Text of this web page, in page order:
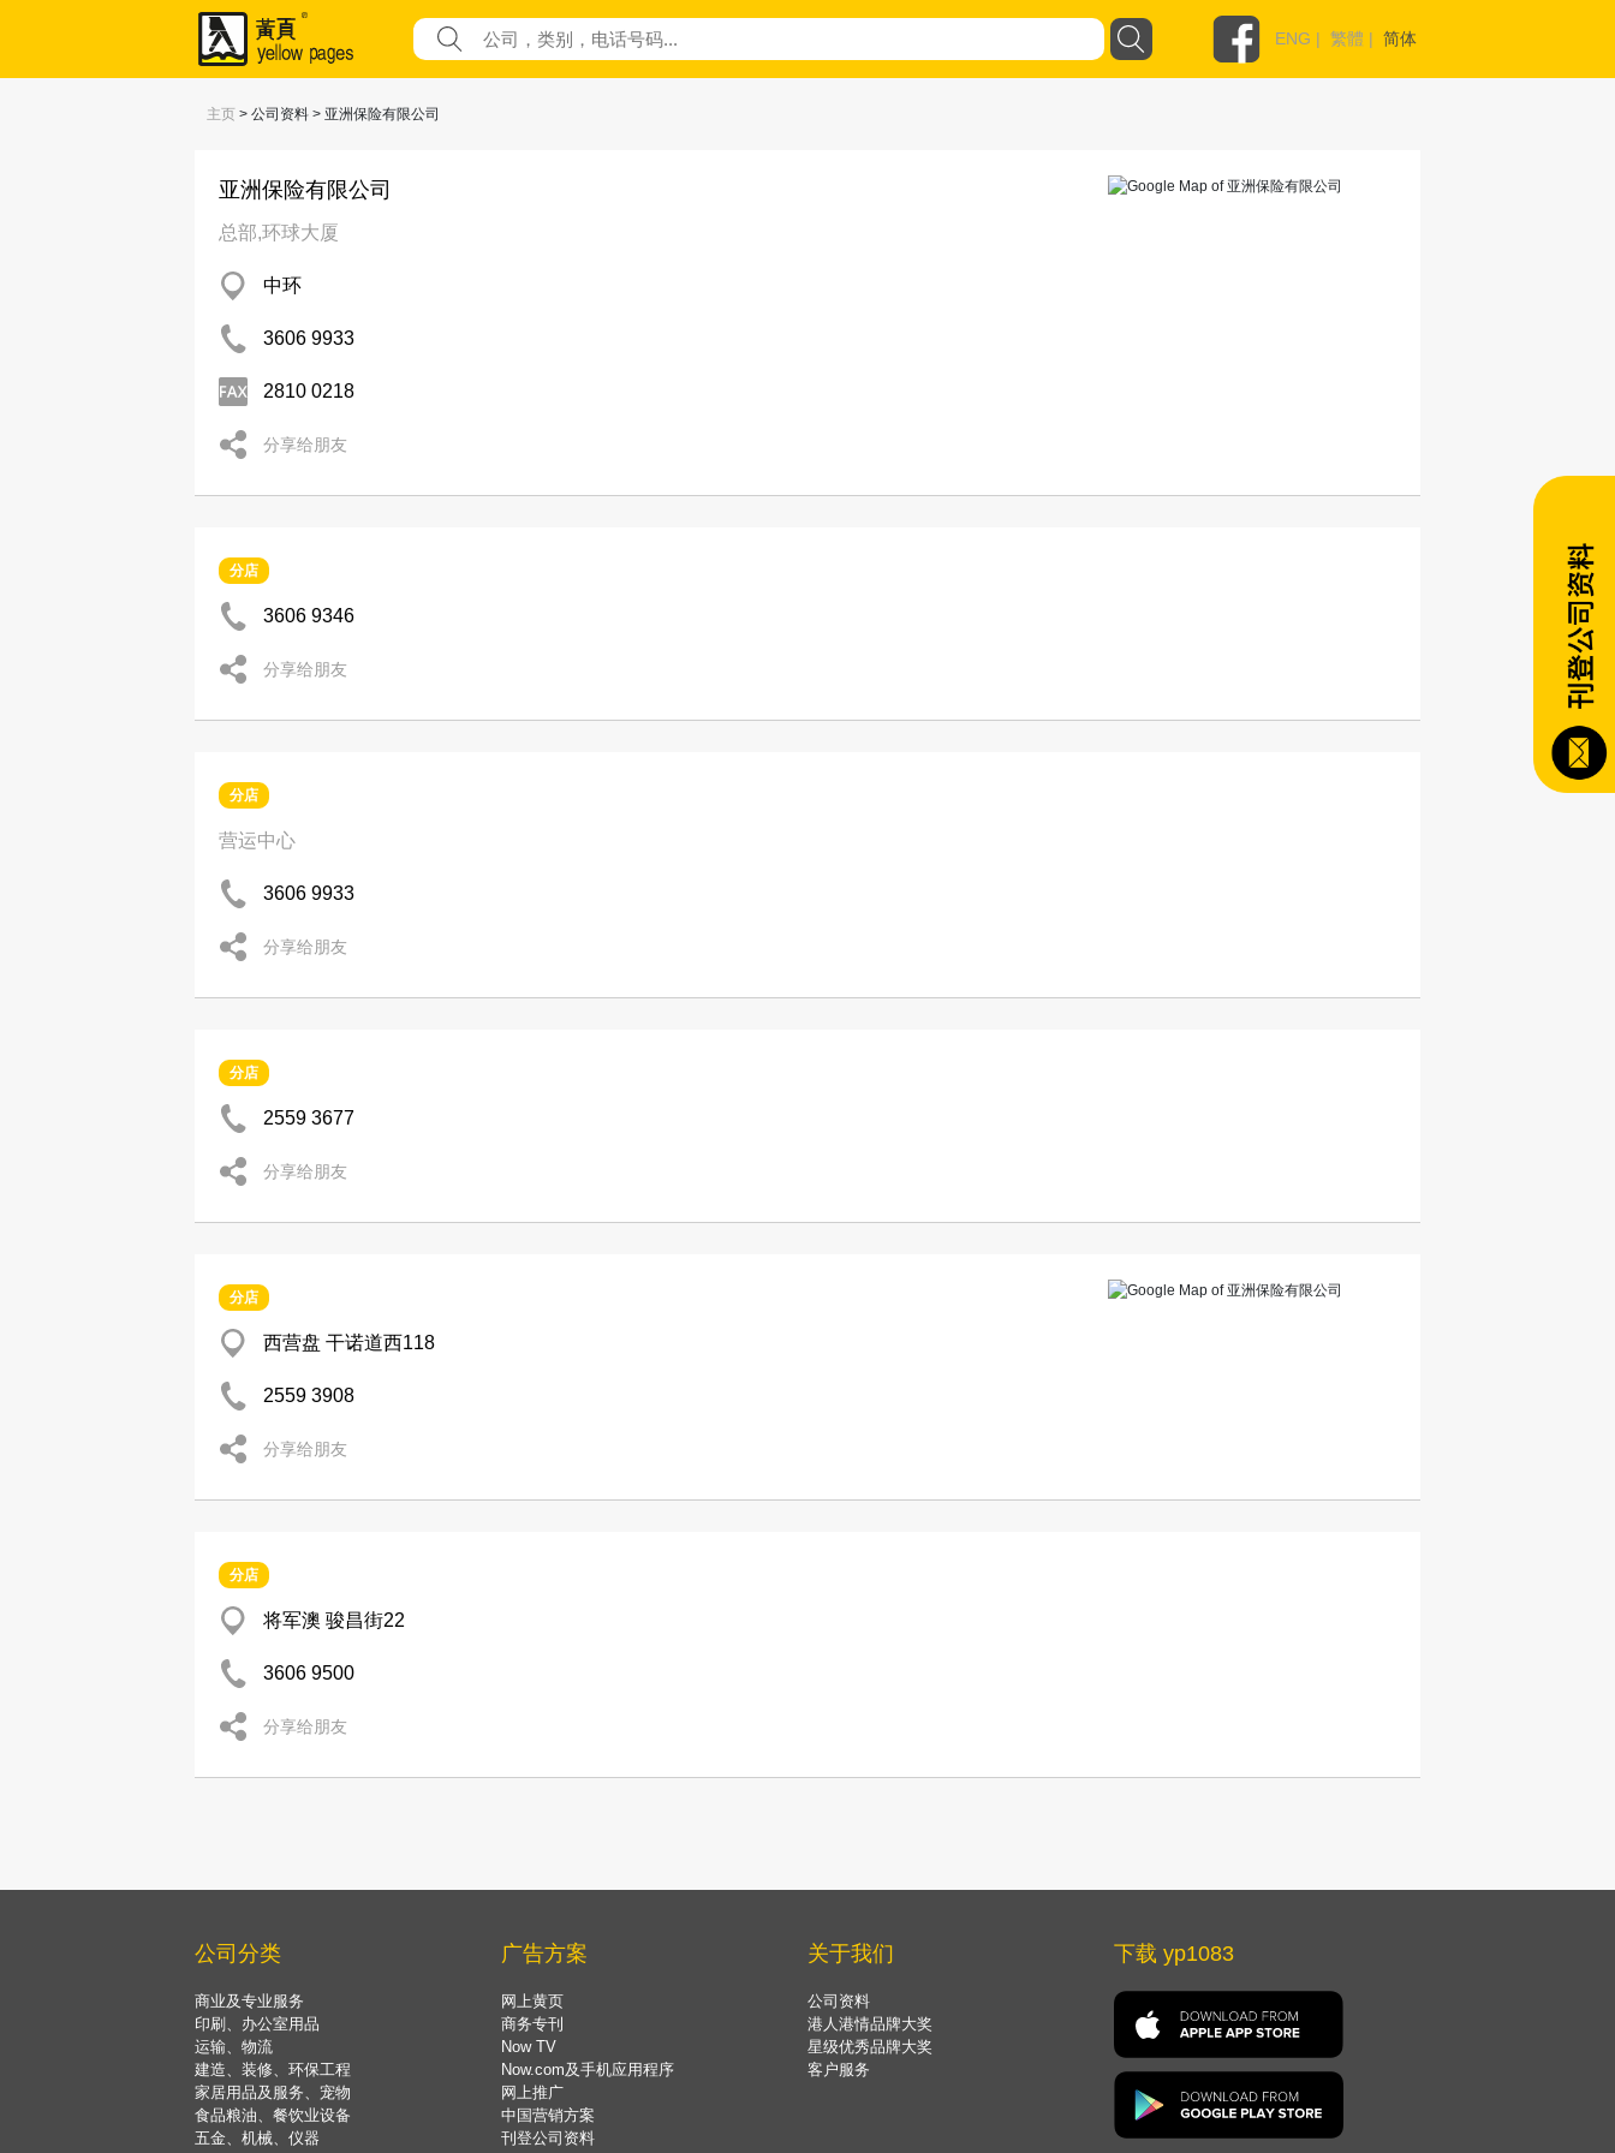
ENG | 繁體 | 简体
主页 > 公司资料 > 亚洲保险有限公司
亚洲保险有限公司
总部,环球大厦
中环
3606 9933
2810 0218
分享给朋友
分店
3606 9346
分享给朋友
分店
营运中心
3606 9933
分享给朋友
分店
2559 3677
分享给朋友
分店
西营盘 干诺道西118
2559 3908
分享给朋友
分店
将军澳 骏昌街22
3606 9500
分享给朋友
公司分类
商业及专业服务
印刷、办公室用品
运输、物流
建造、装修、环保工程
家居用品及服务、宠物
食品粮油、餐饮业设备
五金、机械、仪器
广告方案
网上黄页
商务专刊
Now TV
Now.com及手机应用程序
网上推广
中国营销方案
刊登公司资料
关于我们
公司资料
港人港情品牌大奖
星级优秀品牌大奖
客户服务
下载 yp1083